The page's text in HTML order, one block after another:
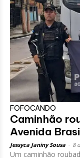
FOFOCANDO
Caminhão
Avenida
Jessyca Janiny Sousa 8
Um caminhão